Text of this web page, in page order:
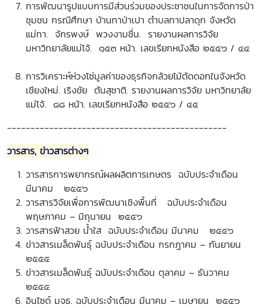
การพัฒนารูปแบบการมีส่วนร่วมของประชาชนในการจัดการป่า
ชุมชน กรณีศึกษา บ้านทาป่าเปา ตำบลทาปลาดุก จังหวัด
แม่ทา. จักรพงษ์ พวงงามชื่น. รายงานผลการวิจัย
มหาวิทยาลัยแม่โจ้. ๑๕๓ หน้า. เลขเรียกหนังสือ ๒๕๕๖ / ๔๔
การวิเคราะห์ห่วงโซ่มูลค่าของธุรกิจกล้วยไม้ตัดดอกในจังหวัด
เชียงใหม่. เริงชัย ตันสุชาติ. รายงานผลการวิจัย มหาวิทยาลัย
แม่โจ้. ๘๘ หน้า. เลขเรียกหนังสือ ๒๕๕๖ / ๔๕
-----------------------------------------------
วารสาร, ข่าวสารต่างๆ
วารสารการพยากรณ์ผลผลิตการเกษตร ฉบับประจำเดือน
มีนาคม ๒๕๕๖
วารสารวิจัยเพื่อการพัฒนาเชิงพื้นที่ ฉบับประจำเดือน
พฤษภาคม – มิถุนายน ๒๕๕๖
วารสารฟ้าสวย น้ำใส ฉบับประจำเดือน มีนาคม ๒๕๕๖
ข่าวสารเมล็ดพันธุ์ ฉบับประจำเดือน กรกฎาคม – กันยายน
๒๕๕๕
ข่าวสารเมล็ดพันธุ์ ฉบับประจำเดือน ตุลาคม – ธันวาคม
๒๕๕๕
อินไซด์ มจธ. ฉบับประจำเดือน มีนาคม – เมษายน ๒๕๕๖